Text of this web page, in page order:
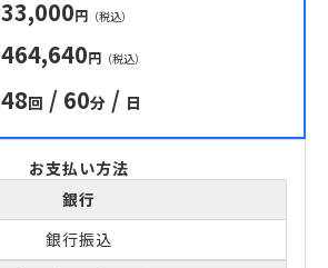
33,000円 （税込）
464,640円 （税込）
48回 / 60分 / 日
お支払い方法
銀行
銀行振込